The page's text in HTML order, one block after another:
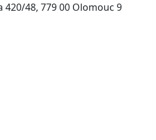
48, 779 00 Olomouc 9